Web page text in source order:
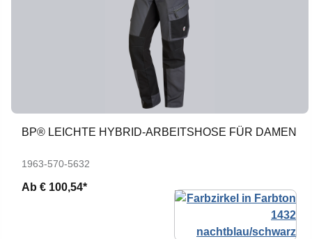
BP® LEICHTE HYBRID-ARBEITSHOSE FÜR DAMEN
1963-570-5632
Ab € 100,54*